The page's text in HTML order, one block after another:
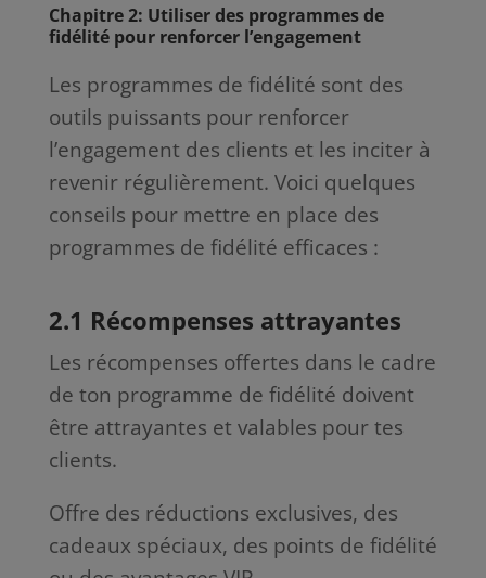
Chapitre 2: Utiliser des programmes de
fidélité pour renforcer l’engagement
Les programmes de fidélité sont des
outils puissants pour renforcer
l’engagement des clients et les inciter à
revenir régulièrement. Voici quelques
conseils pour mettre en place des
programmes de fidélité efficaces :
2.1 Récompenses attrayantes
Les récompenses offertes dans le cadre
de ton programme de fidélité doivent
être attrayantes et valables pour tes
clients.
Offre des réductions exclusives, des
cadeaux spéciaux, des points de fidélité